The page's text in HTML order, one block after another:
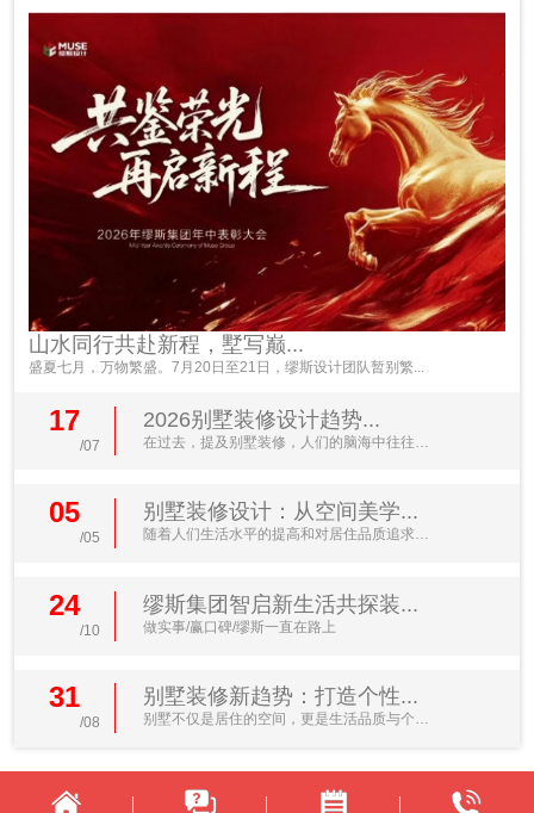
山水同行共赴新程，墅写巅...
盛夏七月，万物繁盛。7月20日至21日，缪斯设计团队暂别繁...
17
/07
2026别墅装修设计趋势...
在过去，提及别墅装修，人们的脑海中往往浮
05
/05
别墅装修设计：从空间美学...
随着人们生活水平的提高和对居住品质追求的
24
/10
缪斯集团智启新生活共探装...
做实事/赢口碑/缪斯一直在路上
31
/08
别墅装修新趋势：打造个性...
别墅不仅是居住的空间，更是生活品质与个人